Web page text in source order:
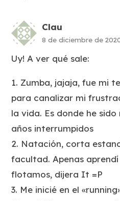
Clau
8 de diciembre de
Uy! A ver qué sale:
1. Zumba, jajaja, fue mi
para canalizar mi
la vida. Es donde he
años interrumpidos
2. Natación, corta
facultad. Apenas
flotamos, dijera It =P
3. Me inicié en el